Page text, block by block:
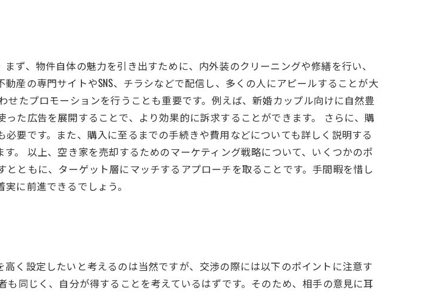
ず、物件自体の魅力を引き出すために、内外装のクリーニングや修繕を行い、
産の専門サイトやSNS、チラシなどで配信し、多くの人にアピールすることが大
たプロモーションを行うことも重要です。例えば、新婚カップル向けに自然豊
た広告を展開することで、より効果的に訴求することができます。 さらに、購
要です。また、購入に至るまでの手続きや費用などについても詳しく説明する
。 以上、空き家を売却するためのマーケティング戦略について、いくつかのポ
ともに、ターゲット層にマッチするアプローチを取ることです。手間暇を惜し
に前進できるでしょう。
く設定したいと考えるのは当然ですが、交渉の際には以下のポイントに注意す
同じく、自分が得することを考えているはずです。そのため、相手の意見に耳